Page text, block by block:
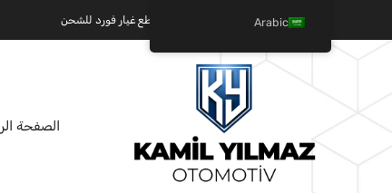
كميل يلماز للسيارات - عالم قطع غيار فورد للشحن
الصفحة
Arabic